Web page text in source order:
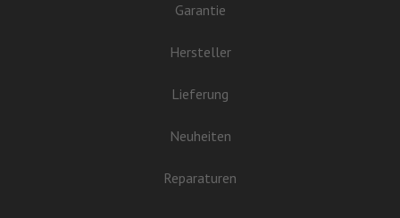
Garantie
Hersteller
Lieferung
Neuheiten
Reparaturen